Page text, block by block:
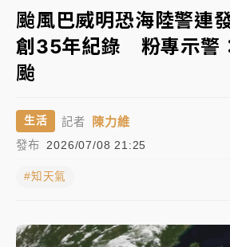
周末精選｜ 跨境網購族注意！EZ
任 預算難關如何解？
蔣萬安的建中同學！47歲法律學
要3件事
中颱白海豚環流掠北海！今明防劇
38度
面手法 郭台銘、蔡英文成關鍵
蔻蔡玉真開撕爆料
▼
颱風巴威明恐海陸警連
創35年紀錄 粉專示警
颱
生活 記者 陳力維
發布 2026/07/08 21:25
#知天氣